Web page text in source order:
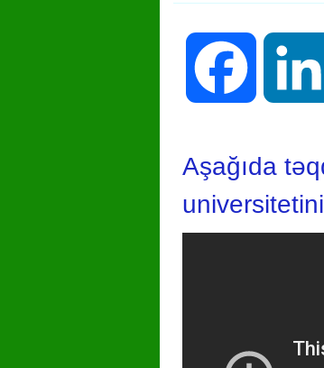
Facebook
Aşağıda